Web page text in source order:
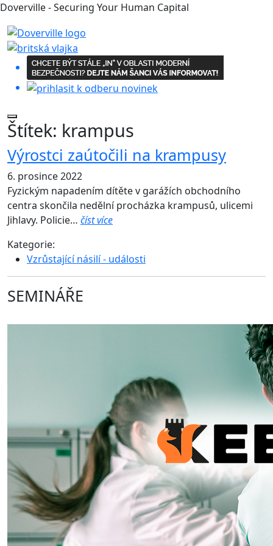
Doverville - Securing Your Human Capital
Štítek: krampus
Výrostci zaútočili na krampusy
6. prosince 2022
Fyzickým napadením dítěte v garážích obchodního
centra skončila nedělní procházka krampusů, ulicemi
Jihlavy. Policie… číst více
Kategorie:
Vzrůstající násilí - události
SEMINÁŘE